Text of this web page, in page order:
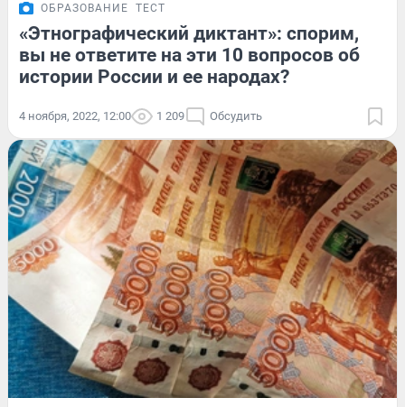
ОБРАЗОВАНИЕ ТЕСТ
«Этнографический диктант»: спорим,
вы не ответите на эти 10 вопросов об
истории России и ее народах?
4 ноября, 2022, 12:00 1 209 Обсудить